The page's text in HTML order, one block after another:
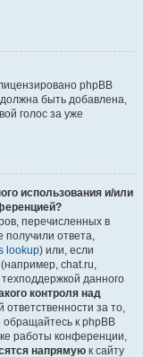
phpBB
быть добавлена,
голос за уже
использования и/или
перечисленных в
ответа,
lookup) или, если
chat.ru,
данного
контроля над
ответственности за то,
обращайтесь к phpBB
работы конференции,
напрямую к сайту